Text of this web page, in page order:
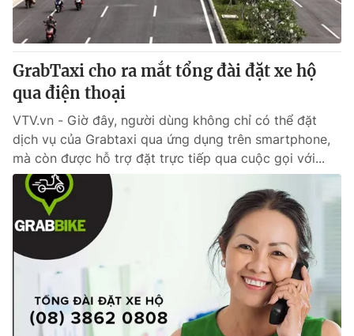
GrabTaxi cho ra mắt tổng đài đặt xe hộ
qua điện thoại
VTV.vn - Giờ đây, người dùng không chỉ có thể đặt
dịch vụ của Grabtaxi qua ứng dụng trên smartphone,
mà còn được hỗ trợ đặt trực tiếp qua cuộc gọi với...